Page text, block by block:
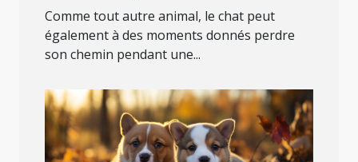
Comme tout autre animal, le chat peut
également à des moments donnés perdre
son chemin pendant une...